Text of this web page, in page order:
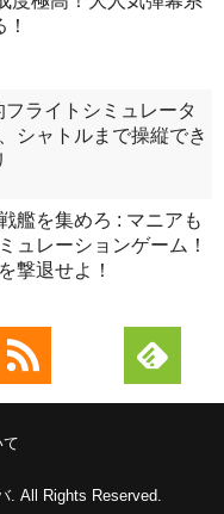
フライトシミュレータ
シャトルまで操縦でき
艦を集めろ : マニアも
ュレーションゲーム！
撃退せよ！
. All Rights Reserved.